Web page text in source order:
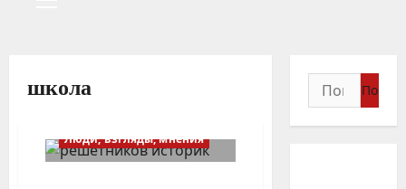
школа
Люди, взгляды, мнения
Найти: